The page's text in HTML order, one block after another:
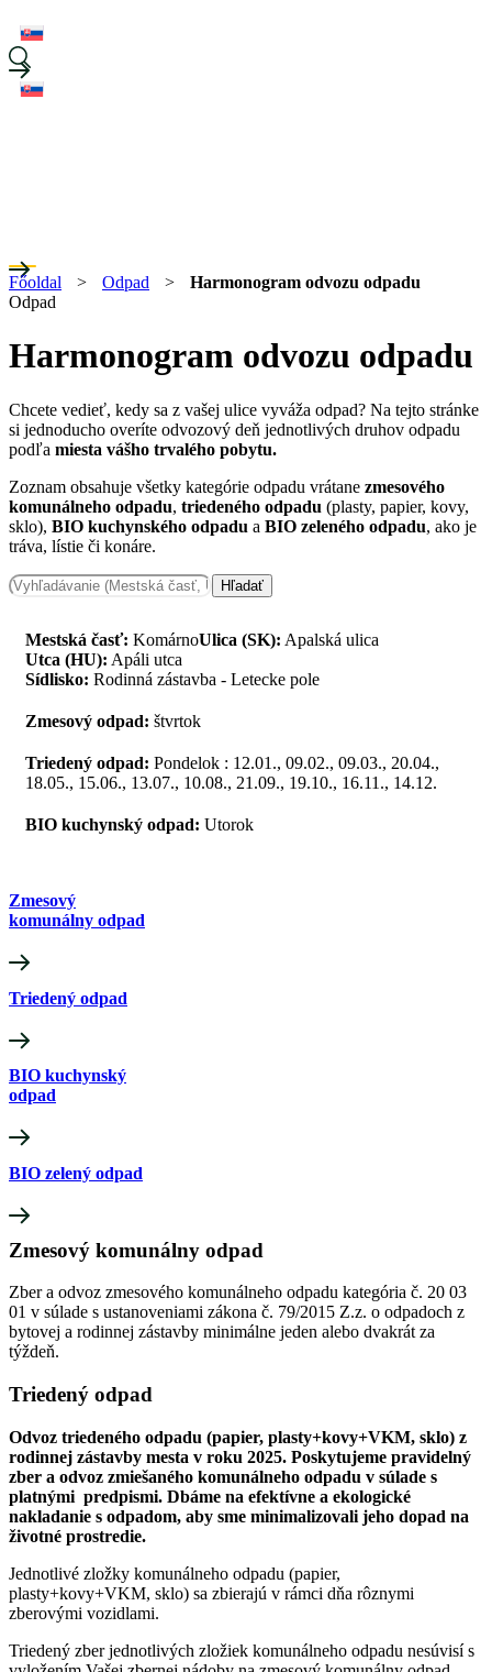
Főoldal > Odpad >
Harmonogram odvozu odpadu
Odpad
Harmonogram odvozu odpadu
Chcete vedieť, kedy sa z vašej ulice vyváža odpad? Na tejto stránke
si jednoducho overíte odvozový deň jednotlivých druhov odpadu
podľa miesta vášho trvalého pobytu.
Zoznam obsahuje všetky kategórie odpadu vrátane zmesového
komunálneho odpadu, triedeného odpadu (plasty, papier, kovy,
sklo), BIO kuchynského odpadu a BIO zeleného odpadu, ako je
tráva, lístie či konáre.
Hľadať
Mestská časť: KomárnoUlica (SK): Apalská ulica
Utca (HU): Apáli utca
Sídlisko: Rodinná zástavba - Letecke pole
Zmesový odpad: štvrtok
Triedený odpad: Pondelok : 12.01., 09.02., 09.03., 20.04.,
18.05., 15.06., 13.07., 10.08., 21.09., 19.10., 16.11., 14.12.
BIO kuchynský odpad: Utorok
Zmesový
komunálny odpad
Triedený odpad
BIO kuchynský
odpad
BIO zelený odpad
Zmesový komunálny odpad
Zber a odvoz zmesového komunálneho odpadu kategória č. 20 03
01 v súlade s ustanoveniami zákona č. 79/2015 Z.z. o odpadoch z
bytovej a rodinnej zástavby minimálne jeden alebo dvakrát za
týždeň.
Triedený odpad
Odvoz triedeného odpadu (papier, plasty+kovy+VKM, sklo) z
rodinnej zástavby mesta v roku 2025. Poskytujeme pravidelný
zber a odvoz zmiešaného komunálneho odpadu v súlade s
platnými predpismi. Dbáme na efektívne a ekologické
nakladanie s odpadom, aby sme minimalizovali jeho dopad na
životné prostredie.
Jednotlivé zložky komunálneho odpadu (papier,
plasty+kovy+VKM, sklo) sa zbierajú v rámci dňa rôznymi
zberovými vozidlami.
Triedený zber jednotlivých zložiek komunálneho odpadu nesúvisí s